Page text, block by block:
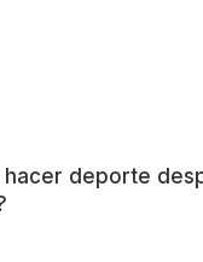
deporte